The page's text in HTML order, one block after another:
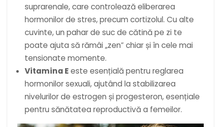
suprarenale, care controlează eliberarea
hormonilor de stres, precum cortizolul. Cu alte
cuvinte, un pahar de suc de cătină pe zi te
poate ajuta să rămâi „zen” chiar și în cele mai
tensionate momente.
Vitamina Eeste esențială pentru reglarea
hormonilor sexuali, ajutând la stabilizarea
nivelurilor de estrogen și progesteron, esențiale
pentru sănătatea reproductivă a femeilor.